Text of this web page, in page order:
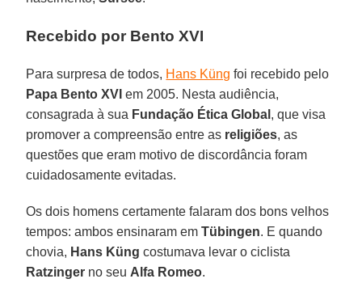
Recebido por Bento XVI
Para surpresa de todos, Hans Küng foi recebido pelo
Papa Bento XVI em 2005. Nesta audiência,
consagrada à sua Fundação Ética Global , que visa
promover a compreensão entre as religiões, as
questões que eram motivo de discordância foram
cuidadosamente evitadas.
Os dois homens certamente falaram dos bons velhos
tempos: ambos ensinaram emTübingen. E quando
chovia, Hans Küng costumava levar o ciclista
Ratzinger no seu Alfa Romeo.